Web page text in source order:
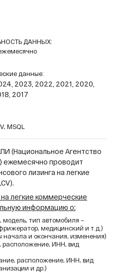
ДАННЫХ:
данные:
2023, 2022, 2021, 2020,
2017
MSQL
(Национальное Агентство
проводит
лизинга на легкие
).
легкие коммерческие
информацию о:
тип автомобиля –
медицинский и т.д.)
начала и окончания, изменения)
расположение, ИНН, вид
расположение, ИНН, вид
и др.)